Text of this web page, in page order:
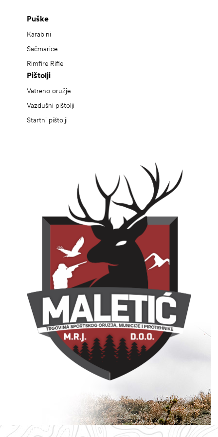
Puške
Karabini
Sačmarice
Rimfire Rifle
Pištolji
Vatreno oružje
Vazdušni pištolji
Startni pištolji